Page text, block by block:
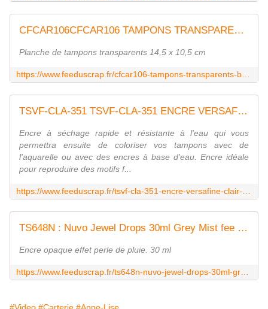
CFCAR106CFCAR106 TAMPONS TRANSPARENTS - BZH FEE DU SCRAP
Planche de tampons transparents 14,5 x 10,5 cm
TSVF-CLA-351 TSVF-CLA-351 ENCRE VERSAFINE CLAIR - Nocturne FEE DU SCRAP
Encre à séchage rapide et résistante à l'eau qui vous
permettra ensuite de coloriser vos tampons avec de
l'aquarelle ou avec des encres à base d'eau. Encre idéale
pour reproduire des motifs f...
TS648N : Nuvo Jewel Drops 30ml Grey Mist fee du scrap
Encre opaque effet perle de pluie. 30 ml